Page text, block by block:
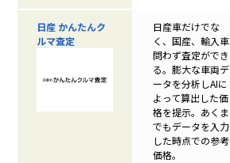
日産 かんたんク
ルマ査定
日産車だけでな
く、国産、輸入車
問わず査定ができ
る。膨大な車両デ
ータを分析しAIに
よって算出した価
格を提示。あくま
でもデータを入力
した時点での参考
価格。